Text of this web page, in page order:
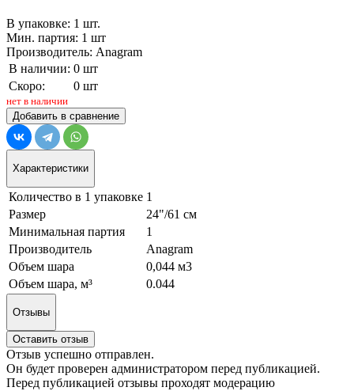
В упаковке: 1 шт.
Мин. партия: 1 шт
Производитель: Anagram
В наличии: 0 шт
Скоро:
0 шт
нет в наличии
Добавить в сравнение
Характеристики
Количество в 1 упаковке 1
Размер
24"/61 см
Минимальная партия
1
Производитель
Anagram
Объем шара
0,044 м3
Объем шара, м³
0.044
Отзывы
Оставить отзыв
Отзыв успешно отправлен.
Он будет проверен администратором перед публикацией.
Перед публикацией отзывы проходят модерацию